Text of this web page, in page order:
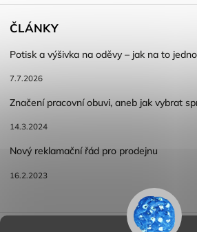
ČLÁNKY
Potisk a výšivka na oděvy – jak na to
7.7.2026
Značení pracovní obuvi, aneb jak vybrat
14.3.2024
Nový reklamační řád pro prodejnu
16.2.2023
Reklamace a vracení zboží